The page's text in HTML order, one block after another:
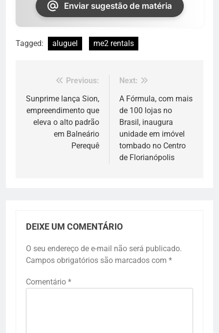
Enviar sugestão de matéria
Tagged: aluguel me2 rentals
Navegação
de
Post
Previous:
Sunprime lança Sion,
empreendimento que
eleva o alto padrão
em Balneário
Perequê
Next:
A Fórmula, com mais
de 100 lojas no
Brasil, inaugura
unidade em imóvel
tombado no Centro
de Florianópolis
DEIXE UM COMENTÁRIO
O seu endereço de e-mail não será publicado.
Campos obrigatórios são marcados com *
Comentário *